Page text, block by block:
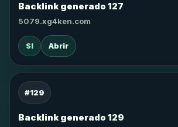
Backlink generado 127
5079.xg4ken.com
SI Abrir
#129
Backlink generado 129